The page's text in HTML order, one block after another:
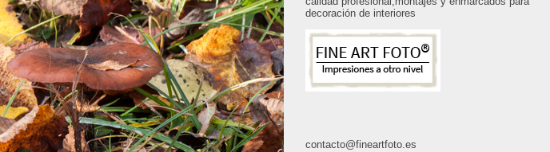
decoración de interiores
contacto@fineartfoto.es